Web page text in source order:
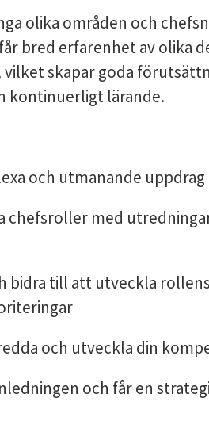
olika områden och
bred erfarenhet av olika
skapar goda
kontinuerligt lärande.
och utmanande uppdrag
chefsroller med
bidra till att utveckla
och utveckla din
och får en